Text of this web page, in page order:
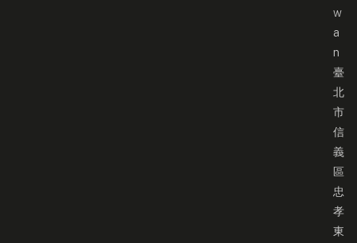
w
a
n
臺
北
市
信
義
區
忠
孝
東